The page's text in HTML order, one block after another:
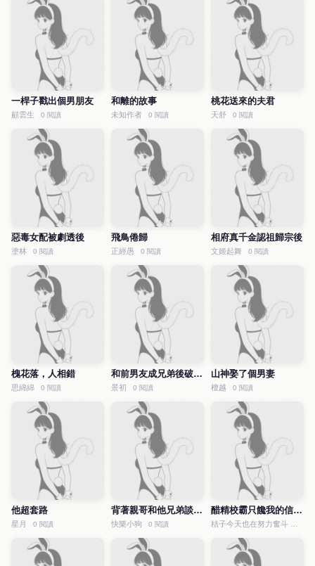
一桿子戳出個男朋友
顧雲生 0 閱讀
和離的故事
未知作者 0 閱讀
桃花送來的夫君
天舒 0 閱讀
惡毒女配被劇透後
塗林 0 閱讀
飛鳥倦歸
正經愚 0 閱讀
相府真千金認祖歸宗後
文姬起舞 0 閱讀
槐花落，人相錯
思綿綿 0 閱讀
和前男友成兄弟後破鏡重圓了
景初 0 閱讀
山神娶了個男妻
檀越 0 閱讀
他超套路
星月 0 閱讀
背著親哥和他兄弟談戀愛了
快樂小狗 0 閱讀
醋精校霸只饞我的信息素